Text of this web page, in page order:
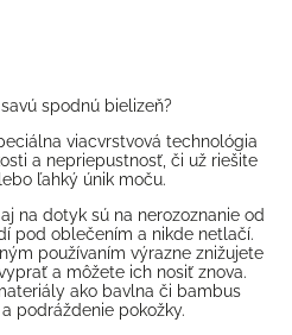
spodnú bielizeň?
viacvrstvová technológia
a nepriepustnosť, či už riešite
ľahký únik moču.
na dotyk sú na nerozoznanie od
pod oblečením a nikde netlačí.
používaním výrazne znižujete
a môžete ich nosiť znova.
ako bavlna či bambus
podráždenie pokožky.